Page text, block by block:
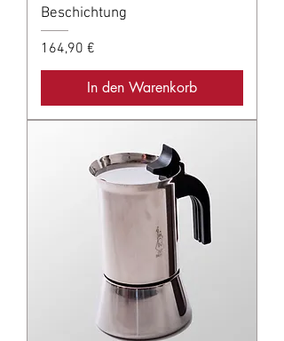
Beschichtung
Preis
164,90 €
In den Warenkorb